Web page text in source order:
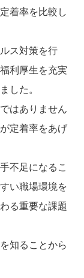
着率を比較し
ス対策を行
利厚生を充実
した。
はありません
定着率をあげ
不足になるこ
い職場環境を
る重要な課題
知ることから